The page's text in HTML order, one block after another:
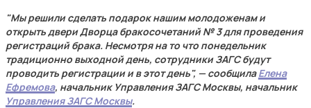
"Мы решили сделать подарок нашим молодоженам и
открыть двери Дворца бракосочетаний № 3 для проведения
регистраций брака. Несмотря на то что понедельник
традиционно выходной день, сотрудники ЗАГС будут
проводить регистрации и в этот день", — сообщилаЕлена
Ефремова, начальник Управления ЗАГС Москвы, начальник
Управления ЗАГС Москвы.​